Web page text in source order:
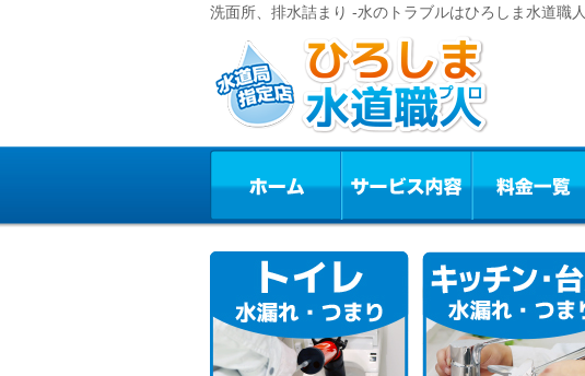
洗面所、排水詰まり -水のトラブルはひろしま水道職人